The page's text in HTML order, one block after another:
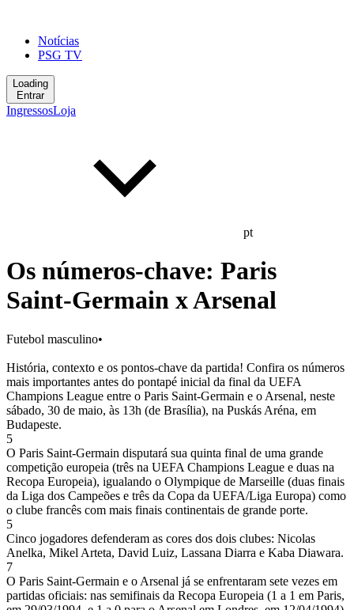
Notícias
PSG TV
Loading
Entrar
IngressosLoja
pt
Os números-chave: Paris
Saint-Germain x Arsenal
Futebol masculino•
História, contexto e os pontos-chave da partida! Confira os números
mais importantes antes do pontapé inicial da final da UEFA
Champions League entre o Paris Saint-Germain e o Arsenal, neste
sábado, 30 de maio, às 13h (de Brasília), na Puskás Aréna, em
Budapeste.
5
O Paris Saint-Germain disputará sua quinta final de uma grande
competição europeia (três na UEFA Champions League e duas na
Recopa Europeia), igualando o Olympique de Marseille (duas finais
da Liga dos Campeões e três da Copa da UEFA/Liga Europa) como
o clube francês com mais finais continentais de grande porte.
5
Cinco jogadores defenderam as cores dos dois clubes: Nicolas
Anelka, Mikel Arteta, David Luiz, Lassana Diarra e Kaba Diawara.
7
O Paris Saint-Germain e o Arsenal já se enfrentaram sete vezes em
partidas oficiais: nas semifinais da Recopa Europeia (1 a 1 em Paris,